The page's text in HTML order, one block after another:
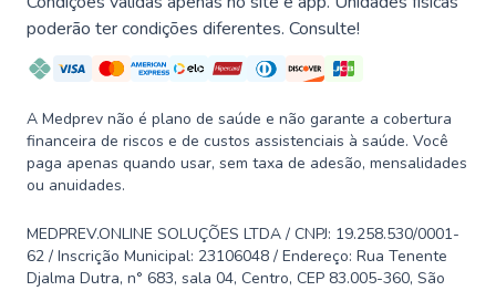
poderão ter condições diferentes. Consulte!
A Medprev não é plano de saúde e não garante a cobertura
financeira de riscos e de custos assistenciais à saúde. Você
paga apenas quando usar, sem taxa de adesão, mensalidades
ou anuidades.
MEDPREV.ONLINE SOLUÇÕES LTDA / CNPJ: 19.258.530/0001-
62 / Inscrição Municipal: 23106048 / Endereço: Rua Tenente
Djalma Dutra, n° 683, sala 04, Centro, CEP 83.005-360, São